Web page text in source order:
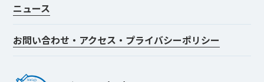
ニュース
お問い合わせ・アクセス・プライバシーポリシー